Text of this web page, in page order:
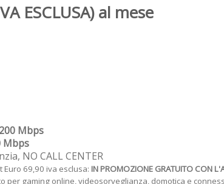
ESCLUSA) al mese
200 Mbps
Mbps
NO CALL CENTER
69,90 iva esclusa: IN PROMOZIONE GRATUITO CON
per gaming online, videosorveglianza, domotica e